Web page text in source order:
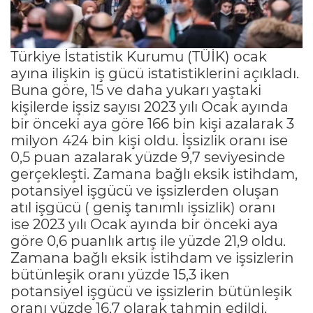
Türkiye İstatistik Kurumu (TÜİK) ocak
ayına ilişkin iş gücü istatistiklerini açıkladı.
Buna göre, 15 ve daha yukarı yaştaki
kişilerde işsiz sayısı 2023 yılı Ocak ayında
bir önceki aya göre 166 bin kişi azalarak 3
milyon 424 bin kişi oldu. İşsizlik oranı ise
0,5 puan azalarak yüzde 9,7 seviyesinde
gerçekleşti. Zamana bağlı eksik istihdam,
potansiyel işgücü ve işsizlerden oluşan
atıl işgücü ( geniş tanımlı işsizlik) oranı
ise 2023 yılı Ocak ayında bir önceki aya
göre 0,6 puanlık artış ile yüzde 21,9 oldu.
Zamana bağlı eksik istihdam ve işsizlerin
bütünleşik oranı yüzde 15,3 iken
potansiyel işgücü ve işsizlerin bütünleşik
oranı yüzde 16,7 olarak tahmin edildi.